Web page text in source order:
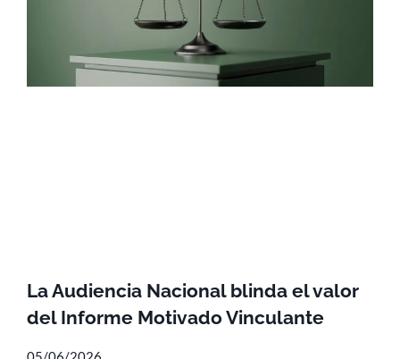
La Audiencia Nacional blinda el valor
del Informe Motivado Vinculante